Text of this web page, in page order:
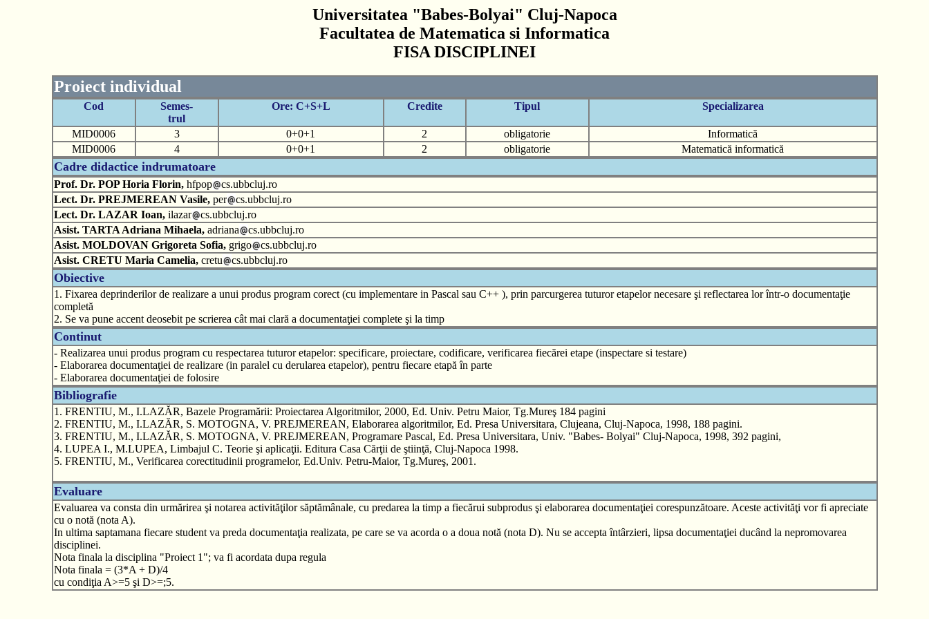
Universitatea "Babes-Bolyai" Cluj-Napoca
Facultatea de Matematica si Informatica
FISA DISCIPLINEI
Proiect individual
Cod
Semes-
trul
Ore: C+S+L Credite Tipul Specializarea
MID0006 3 0+0+1 2 obligatorie
Informatică
MID0006
4 0+0+1 2 obligatorie Matematică informatică
Cadre didactice indrumatoare
Prof. Dr. POP Horia Florin,hfpop
cs.ubbcluj.ro
Lect. Dr. PREJMEREAN Vasile,per
cs.ubbcluj.ro
Lect. Dr. LAZAR Ioan,ilazar
cs.ubbcluj.ro
Asist. TARTA Adriana Mihaela,adriana
cs.ubbcluj.ro
Asist. MOLDOVAN Grigoreta Sofia,grigo
cs.ubbcluj.ro
Asist. CRETU Maria Camelia,cretu cs.ubbcluj.ro
Obiective
1. Fixarea deprinderilor de realizare a unui produs program corect (cu implementare in Pascal sau C++ ), prin parcurgerea tuturor etapelor necesare şi reflectarea lor într-o documentaţie
completă
2. Se va pune accent deosebit pe scrierea cât mai clară a documentaţiei complete şi la timp
Continut
- Realizarea unui produs program cu respectarea tuturor etapelor: specificare, proiectare, codificare, verificarea fiecărei etape (inspectare si testare)
- Elaborarea documentaţiei de realizare (in paralel cu derularea etapelor), pentru fiecare etapă în parte
- Elaborarea documentaţiei de folosire
Bibliografie
1. FRENTIU, M., I.LAZĂR, Bazele Programării: Proiectarea Algoritmilor, 2000, Ed. Univ. Petru Maior, Tg.Mureş 184 pagini
2. FRENTIU, M., I.LAZĂR, S. MOTOGNA, V. PREJMEREAN, Elaborarea algoritmilor, Ed. Presa Universitara, Clujeana, Cluj-Napoca, 1998, 188 pagini.
3. FRENTIU, M., I.LAZĂR, S. MOTOGNA, V. PREJMEREAN, Programare Pascal, Ed. Presa Universitara, Univ. "Babes- Bolyai" Cluj-Napoca, 1998, 392 pagini,
4. LUPEA I., M.LUPEA, Limbajul C. Teorie şi aplicaţii. Editura Casa Cărţii de ştiinţă, Cluj-Napoca 1998.
5. FRENTIU, M., Verificarea corectitudinii programelor, Ed.Univ. Petru-Maior, Tg.Mureş, 2001.
Evaluare
Evaluarea va consta din urmărirea şi notarea activităţilor săptămânale, cu predarea la timp a fiecărui subprodus şi elaborarea documentaţiei corespunzătoare. Aceste activităţi vor fi apreciate
cu o notă (nota A).
In ultima saptamana fiecare student va preda documentaţia realizata, pe care se va acorda o a doua notă (nota D). Nu se accepta întârzieri, lipsa documentaţiei ducând la nepromovarea
disciplinei.
Nota finala la disciplina "Proiect 1"; va fi acordata dupa regula
Nota finala = (3*A + D)/4
cu condiţia A>=5 şi D>=;5.